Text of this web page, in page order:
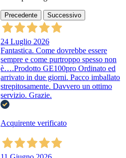
Precedente Successivo
24 Luglio 2026
Fantastica. Come dovrebbe essere
sempre e come purtroppo spesso non
è….Prodotto GE100pro Ordinato ed
arrivato in due giorni. Pacco imballato
strepitosamente. Davvero un ottimo
servizio. Grazie.
Acquirente verificato